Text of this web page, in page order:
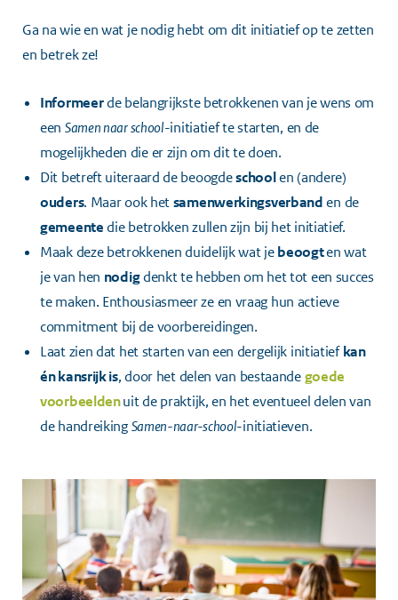
Ga na wie en wat je nodig hebt om dit initiatief op te zetten
en betrek ze!
Informeerde belangrijkste betrokkenen van je wens om
een Samen naar school-initiatief te starten, en de
mogelijkheden die er zijn om dit te doen.
Dit betreft uiteraard de beoogdeschoolen (andere)
ouders. Maar ook hetsamenwerkingsverbanden de
gemeentedie betrokken zullen zijn bij het initiatief.
Maak deze betrokkenen duidelijk wat jebeoogten wat
je van hen nodigdenkt te hebben om het tot een succes
te maken. Enthousiasmeer ze en vraag hun actieve
commitment bij de voorbereidingen.
Laat zien dat het starten van een dergelijk initiatiefkan
én kansrijk is, door het delen van bestaandegoede
voorbeeldenuit de praktijk, en het eventueel delen van
de handreikingSamen-naar-school-initiatieven.